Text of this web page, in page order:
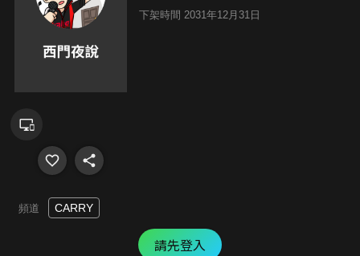
下架時間 2031年12月31日
頻道 CARRY
請先登入